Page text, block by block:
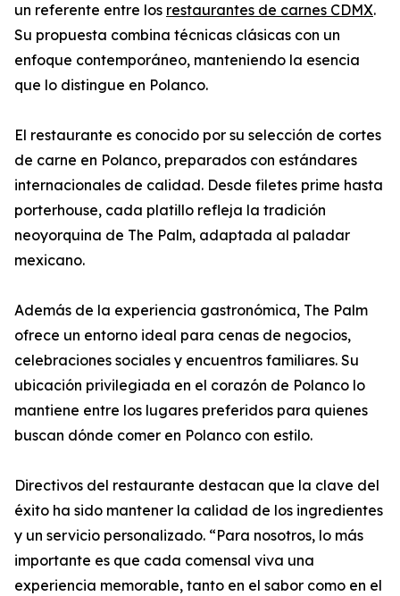
un referente entre los restaurantes de carnes CDMX.
Su propuesta combina técnicas clásicas con un
enfoque contemporáneo, manteniendo la esencia
que lo distingue en Polanco.
El restaurante es conocido por su selección de cortes
de carne en Polanco, preparados con estándares
internacionales de calidad. Desde filetes prime hasta
porterhouse, cada platillo refleja la tradición
neoyorquina de The Palm, adaptada al paladar
mexicano.
Además de la experiencia gastronómica, The Palm
ofrece un entorno ideal para cenas de negocios,
celebraciones sociales y encuentros familiares. Su
ubicación privilegiada en el corazón de Polanco lo
mantiene entre los lugares preferidos para quienes
buscan dónde comer en Polanco con estilo.
Directivos del restaurante destacan que la clave del
éxito ha sido mantener la calidad de los ingredientes
y un servicio personalizado. “Para nosotros, lo más
importante es que cada comensal viva una
experiencia memorable, tanto en el sabor como en el